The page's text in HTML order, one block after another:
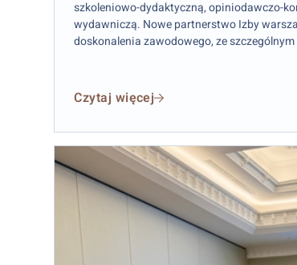
szkoleniowo-dydaktyczną, opiniodawczo-
wydawniczą. Nowe partnerstwo Izby
doskonalenia zawodowego, ze
Czytaj więcej